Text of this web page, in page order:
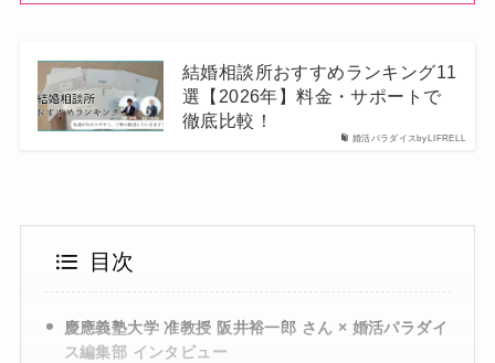
婚活パラダイスbyLIFRELL
結婚相談所おすすめランキング11
選【2026年】料金・サポートで
徹底比較！
目次
慶應義塾大学 准教授 阪井裕一郎 さん × 婚活パラダイ
ス編集部 インタビュー